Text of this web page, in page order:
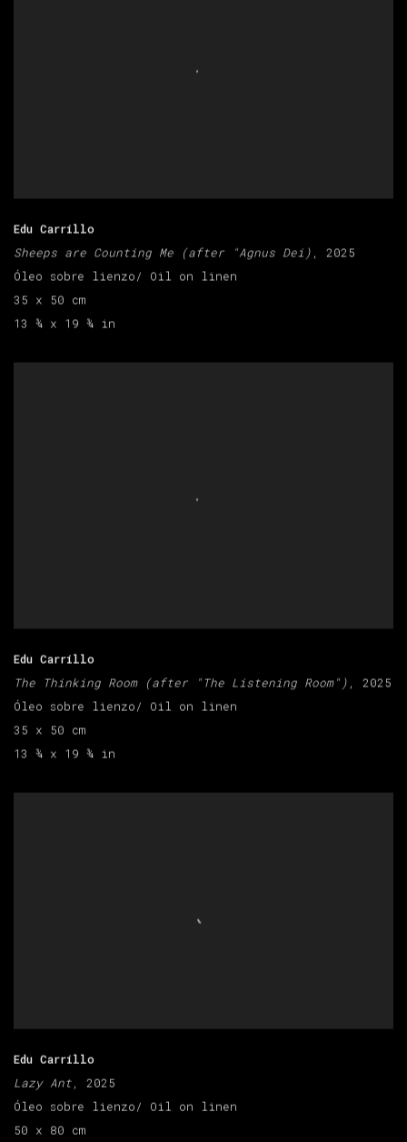
Edu Carrillo
Sheeps are Counting Me (after "Agnus Dei) , 2025
Óleo sobre lienzo/ Oil on linen
35 x 50 cm
13 ¾ x 19 ¾ in
Edu Carrillo
The Thinking Room (after "The Listening Room") , 2025
Óleo sobre lienzo/ Oil on linen
35 x 50 cm
13 ¾ x 19 ¾ in
Edu Carrillo
Lazy Ant, 2025
Óleo sobre lienzo/ Oil on linen
50 x 80 cm